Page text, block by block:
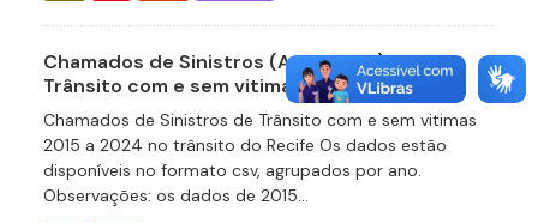
Chamados de Sinistros (Acidentes) de
Trânsito com e sem vitimas 2015 a 2024
Chamados de Sinistros de Trânsito com e sem vitimas
2015 a 2024 no trânsito do Recife Os dados estão
disponíveis no formato csv, agrupados por ano.
Observações: os dados de 2015...